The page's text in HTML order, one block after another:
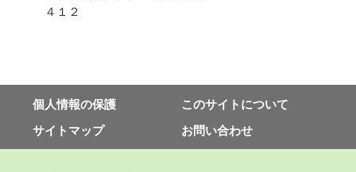
４１２
個⼈情報の保護
このサイトについて
サイトマップ
お問い合わせ